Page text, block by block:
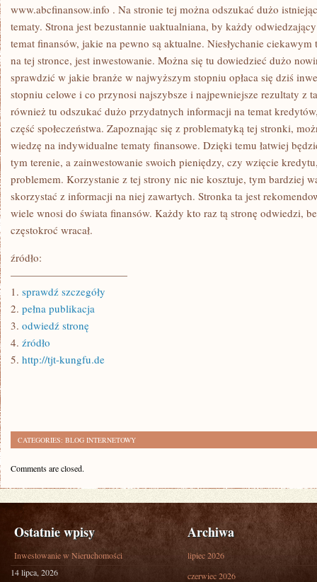
www.abcfinansow.info . Na stronie tej można odszukać dużo
tematy. Strona jest bezustannie uaktualniana, by każdy
temat finansów, jakie na pewno są aktualne. Niesłychanie
na tej stronce, jest inwestowanie. Można się tu dowiedzieć dużo
sprawdzić w jakie branże w najwyższym stopniu opłaca się dziś
stopniu celowe i co przynosi najszybsze i najpewniejsze rezultaty z
również tu odszukać dużo przydatnych informacji na temat
część społeczeństwa. Zapoznając się z problematyką tej stronki,
wiedzę na indywidualne tematy finansowe. Dzięki temu łatwiej
tym terenie, a zainwestowanie swoich pieniędzy, czy wzięcie
problemem. Korzystanie z tej strony nic nie kosztuje, tym bardziej
skorzystać z informacji na niej zawartych. Stronka ta jest
wiele wnosi do świata finansów. Każdy kto raz tą stronę odwiedzi,
częstokroć wracał.
źródło:
———————————
1. sprawdź szczegóły
2. pełna publikacja
3. odwiedź stronę
4. źródło
5. http://tjt-kungfu.de
CATEGORIES: BLOG INTERNETOWY
Comments are closed.
Ostatnie wpisy
Inwestowanie w Nieruchomości
14 lipca, 2026
Archiwa
lipiec 2026
czerwiec 2026